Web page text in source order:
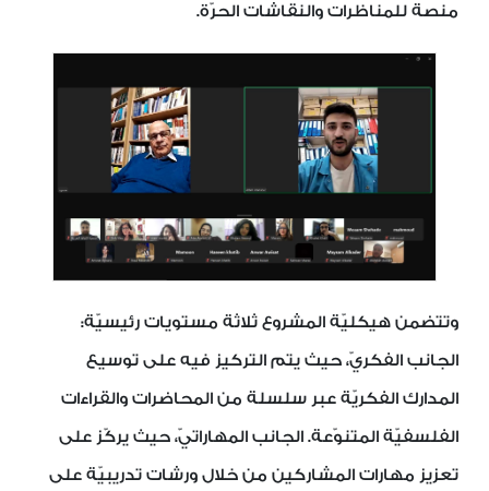
منصة للمناظرات والنقاشات الحرّة.
وتتضمن هيكليّة المشروع ثلاثة مستويات رئيسيّة:
الجانب الفكريّ، حيث يتم التركيز فيه على توسيع
المدارك الفكريّة عبر سلسلة من المحاضرات والقراءات
الفلسفيّة المتنوّعة. الجانب المهاراتيّ، حيث يركّز على
تعزيز مهارات المشاركين من خلال ورشات تدريبيّة على